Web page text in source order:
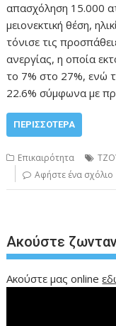
απασχόληση 15.000
μειονεκτική θέση,
τόνισε τις
ανεργίας, η οποία
το 7% στο 27%, ενώ
22.6% σύμφωνα με
ΠΕΡΙΣΣΌΤΕΡΑ
Επικαιρότητα
Αφήστε ένα σχόλιο
Ακούστε
Ακούστε μας online